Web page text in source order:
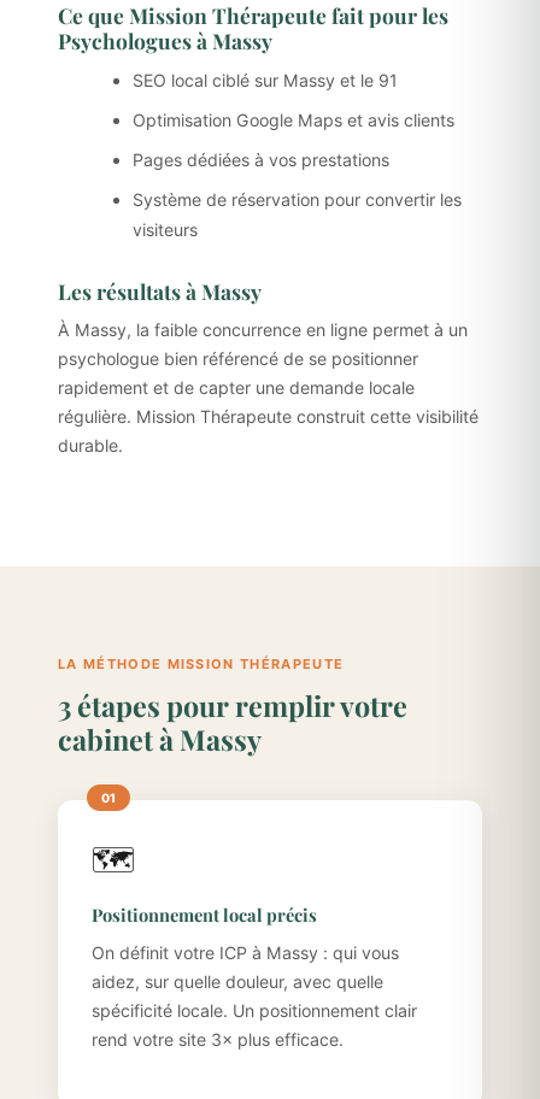
Ce que Mission Thérapeute fait pour les
Psychologues à Massy
SEO local ciblé sur Massy et le 91
Optimisation Google Maps et avis clients
Pages dédiées à vos prestations
Système de réservation pour convertir les
visiteurs
Les résultats à Massy
À Massy, la faible concurrence en ligne permet à un
psychologue bien référencé de se positionner
rapidement et de capter une demande locale
régulière. Mission Thérapeute construit cette visibilité
durable.
LA MÉTHODE MISSION THÉRAPEUTE
3 étapes pour remplir votre
cabinet à Massy
🗺️
Positionnement local précis
On définit votre ICP à Massy : qui vous
aidez, sur quelle douleur, avec quelle
spécificité locale. Un positionnement clair
rend votre site 3× plus efficace.